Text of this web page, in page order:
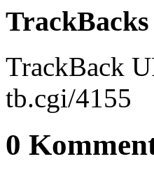
TrackBack
tb.cgi/4155
0